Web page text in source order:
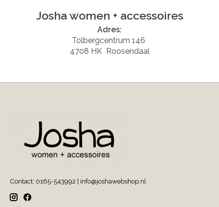
Josha women + accessoires
Adres:
Tolbergcentrum 146
4708 HK Roosendaal
Contact: 0165-543992 | info@joshawebshop.nl